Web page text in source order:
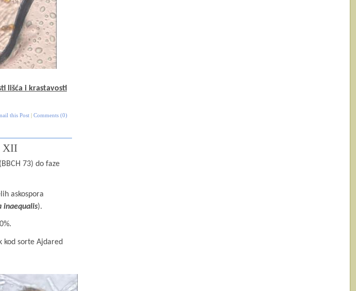
lišća i krastavosti
this Post Comments (0)
XII
73) do faze
askospora
inaequalis).
kod sorte Ajdared